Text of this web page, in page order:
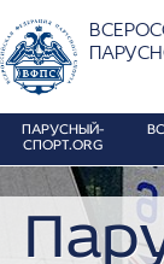
ПАРУСНЫЙ-
СПОРТ.ORG